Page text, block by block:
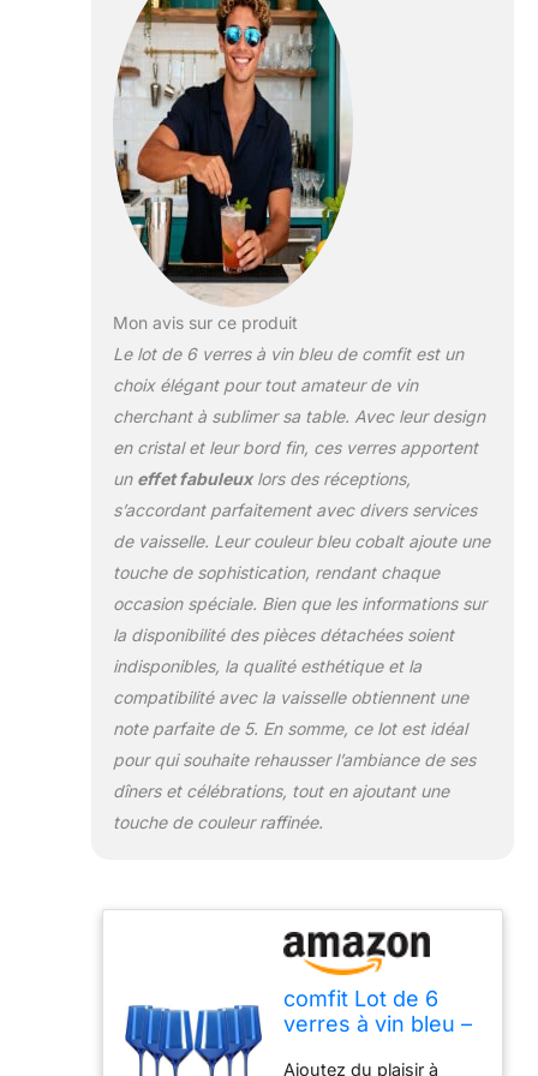
de ces verres à vin
colorés est un départ
rafraîchissant des
verres à vin
traditionnels, et ne
manquera pas
d'impressionner vos
invités. Design exquis
pour verres à vin : ce lot
de 6 verres à vin a été
conçu dans un esprit
d'élégance et de
simplicité. Le bord
coupé à froid parfait et
que la forme unique du
bol permettent aux
amateurs de vin de
profiter de la
Cabernet Sauvignon,
du Pinot, du Bordeaux
et plus encore,
permettant à votre vin
d'être équilibré entre
Décorez votre maison :
le verre coloré ajoute
une touche d'élégance
à n'importe quelle
de tiges de comfit est le
moyen idéal d'ajouter
classique est adaptée
pour le vin rouge et
blanc, et c'est un
excellent rapport
Mon avis sur ce produit
Le lot de 6 verres à vin bleu de comfit est un
choix élégant pour tout amateur de vin
cherchant à sublimer sa table. Avec leur design
en cristal et leur bord fin, ces verres apportent
un effet fabuleuxlors des réceptions,
s’accordant parfaitement avec divers services
de vaisselle. Leur couleur bleu cobalt ajoute une
touche de sophistication, rendant chaque
occasion spéciale. Bien que les informations sur
la disponibilité des pièces détachées soient
indisponibles, la qualité esthétique et la
compatibilité avec la vaisselle obtiennent une
note parfaite de 5. En somme, ce lot est idéal
pour qui souhaite rehausser l’ambiance de ses
dîners et célébrations, tout en ajoutant une
touche de couleur raffinée.
comfit Lot de 6
verres à vin bleu –
Ajoutez du plaisir à